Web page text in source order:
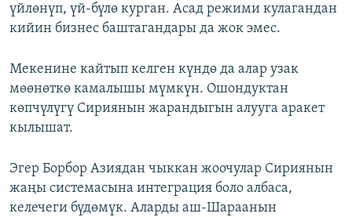
үйлөнүп, үй-бүлө курган. Асад режими кулагандан
кийин бизнес баштагандары да жок эмес.
Мекенине кайтып келген күндө да алар узак
мөөнөткө камалышы мүмкүн. Ошондуктан
көпчүлүгү Сириянын жарандыгын алууга аракет
кылышат.
Эгер Борбор Азиядан чыккан жоочулар Сириянын
жаңы системасына интеграция боло албаса,
келечеги бүдөмүк. Аларды аш-Шараанын